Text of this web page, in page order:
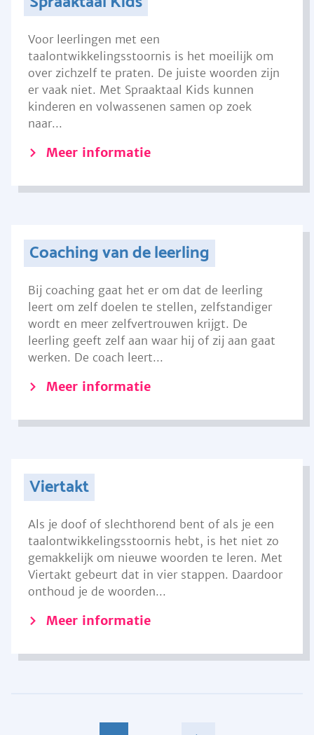
Voor leerlingen met een
taalontwikkelingsstoornis is het moeilijk om
over zichzelf te praten. De juiste woorden zijn
er vaak niet. Met Spraaktaal Kids kunnen
kinderen en volwassenen samen op zoek
naar...
Meer informatie
Coaching van de leerling
Bij coaching gaat het er om dat de leerling
leert om zelf doelen te stellen, zelfstandiger
wordt en meer zelfvertrouwen krijgt. De
leerling geeft zelf aan waar hij of zij aan gaat
werken. De coach leert...
Meer informatie
Viertakt
Als je doof of slechthorend bent of als je een
taalontwikkelingsstoornis hebt, is het niet zo
gemakkelijk om nieuwe woorden te leren. Met
Viertakt gebeurt dat in vier stappen. Daardoor
onthoud je de woorden...
Meer informatie